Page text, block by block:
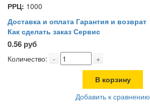
РРЦ: 1000
Доставка и оплата Гарантия и возврат
Как сделать заказ Сервис
0.56 руб
Количество: - +
В корзину
Добавить к сравнению